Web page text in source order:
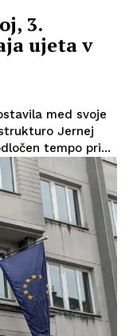
3.
ujeta v
med svoje
Jernej
tempo pri...